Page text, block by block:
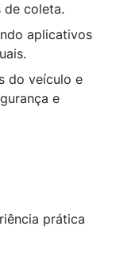
de coleta.
aplicativos
do veículo e
e
prática